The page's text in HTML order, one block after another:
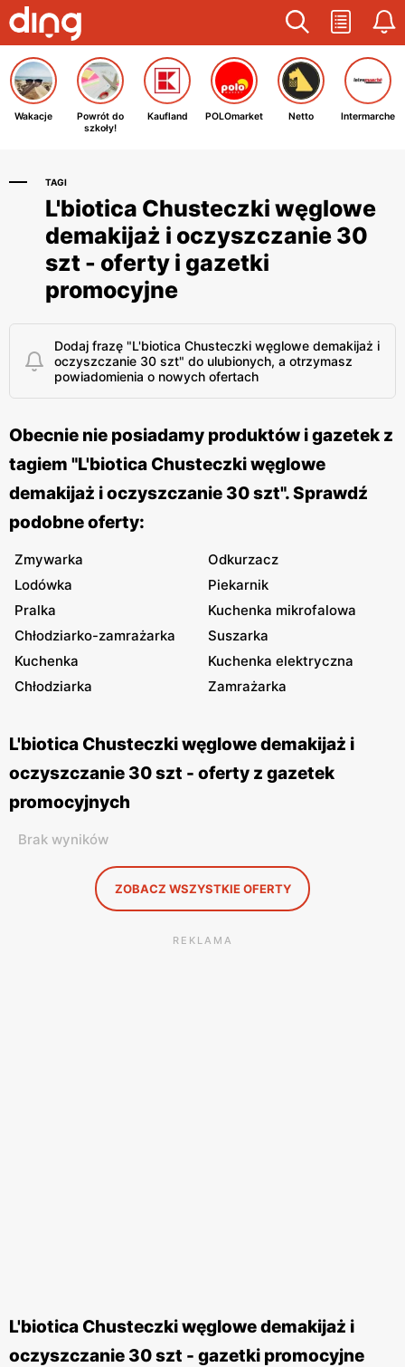
Wakacje
Powrót do
szkoły!
Kaufland POLOmarket Netto Intermarche
TAGI
L'biotica Chusteczki węglowe
demakijaż i oczyszczanie 30
szt - oferty i gazetki
promocyjne
Dodaj frazę "L'biotica Chusteczki węglowe demakijaż i
oczyszczanie 30 szt" do ulubionych, a otrzymasz
powiadomienia o nowych ofertach
Obecnie nie posiadamy produktów i gazetek z
tagiem "L'biotica Chusteczki węglowe
demakijaż i oczyszczanie 30 szt". Sprawdź
podobne oferty:
Zmywarka
Odkurzacz
Lodówka
Piekarnik
Pralka
Kuchenka mikrofalowa
Chłodziarko-zamrażarka
Suszarka
Kuchenka
Kuchenka elektryczna
Chłodziarka
Zamrażarka
L'biotica Chusteczki węglowe demakijaż i
oczyszczanie 30 szt - oferty z gazetek
promocyjnych
Brak wyników
ZOBACZ WSZYSTKIE OFERTY
REKLAMA
L'biotica Chusteczki węglowe demakijaż i
oczyszczanie 30 szt - gazetki promocyjne